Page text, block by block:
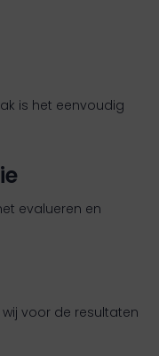
is het eenvoudig
evalueren en
voor de resultaten